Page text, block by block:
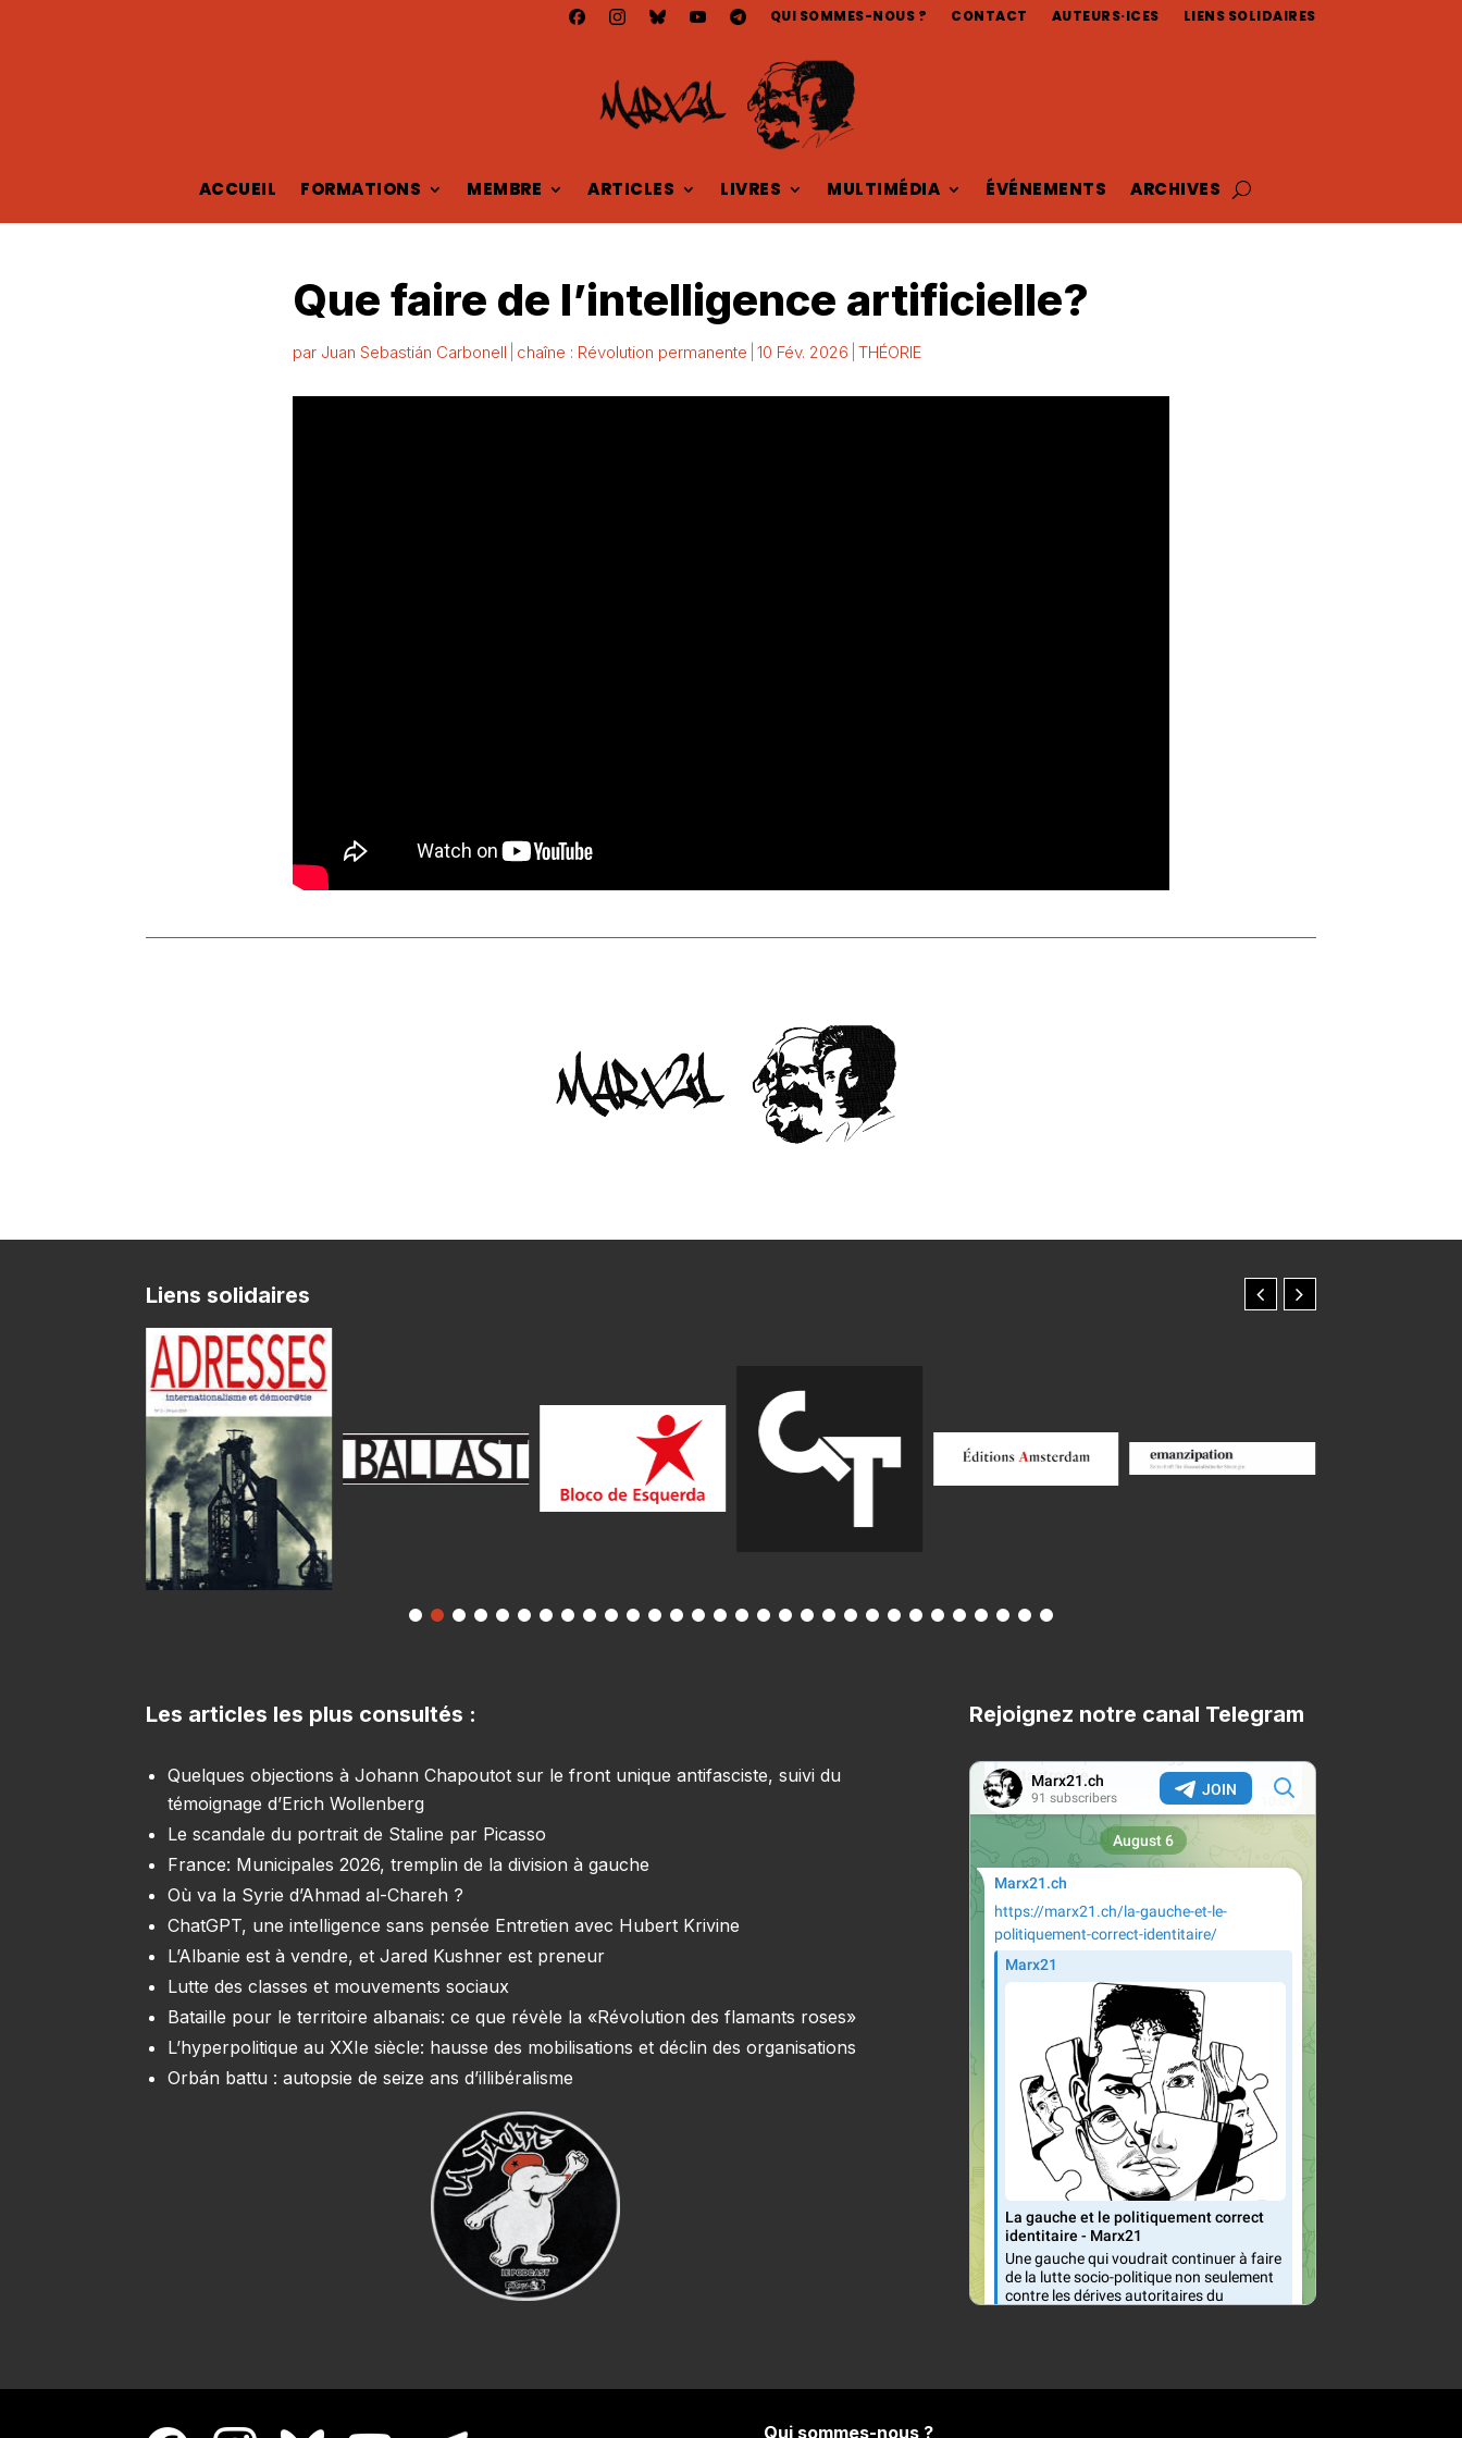
QUI SOMMES-NOUS ? CONTACT AUTEURS·ICES LIENS SOLIDAIRES
ACCUEIL FORMATIONS MEMBRE ARTICLES LIVRES MULTIMÉDIA ÉVÉNEMENTS ARCHIVES
Que faire de l’intelligence artificielle?
par Juan Sebastián Carbonell chaîne : Révolution permanente 10 Fév. 2026 THÉORIE
Liens solidaires
Les articles les plus consultés :
Quelques objections à Johann Chapoutot sur le front unique antifasciste, suivi du
témoignage d’Erich Wollenberg
Le scandale du portrait de Staline par Picasso
France: Municipales 2026, tremplin de la division à gauche
Où va la Syrie d’Ahmad al-Chareh ?
ChatGPT, une intelligence sans pensée Entretien avec Hubert Krivine
L’Albanie est à vendre, et Jared Kushner est preneur
Lutte des classes et mouvements sociaux
Bataille pour le territoire albanais: ce que révèle la «Révolution des flamants roses»
L’hyperpolitique au XXIe siècle: hausse des mobilisations et déclin des organisations
Orbán battu : autopsie de seize ans d’illibéralisme
Rejoignez notre canal Telegram
Qui sommes-nous ?